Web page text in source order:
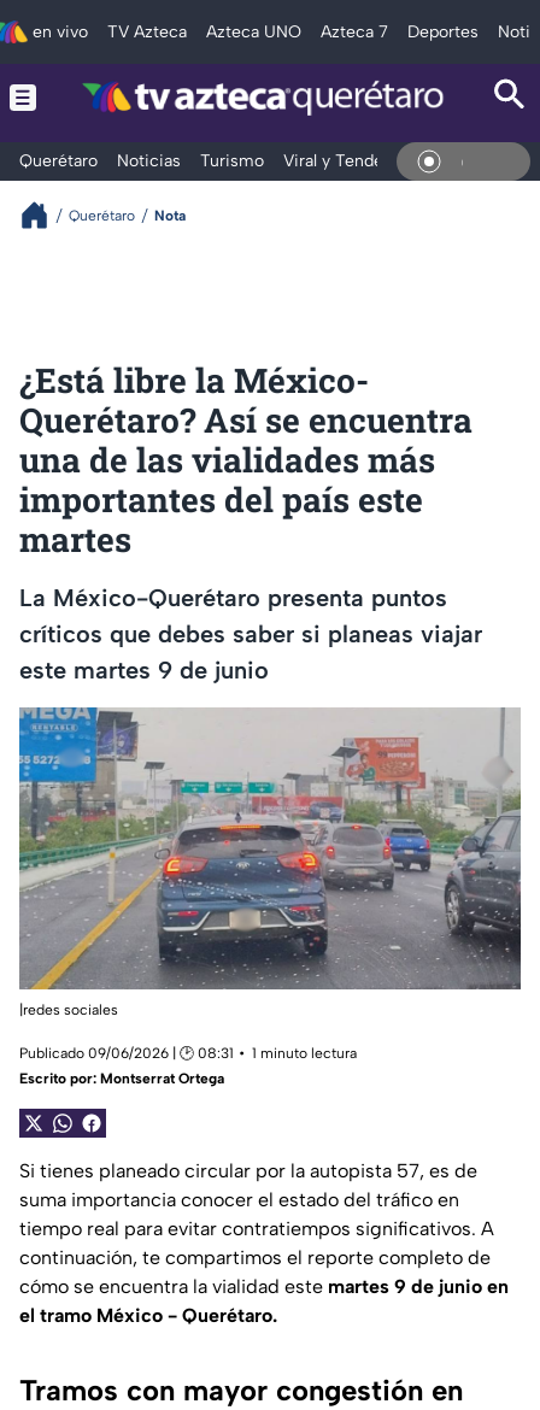
en vivo TV Azteca Azteca UNO Azteca 7 Deportes
Querétaro Noticias Turismo Viral y Tendencia Clima En
Querétaro Nota
¿Está libre la México-
Querétaro? Así se encuentra
una de las vialidades más
importantes del país este
martes
La México-Querétaro presenta puntos
críticos que debes saber si planeas viajar
este martes 9 de junio
|redes sociales
Publicado 09/06/2026 | 🕑 08:31
1 minuto lectura
Escrito por: Montserrat Ortega
Si tienes planeado circular por la autopista 57, es de
suma importancia conocer el estado del tráfico en
tiempo real para evitar contratiempos significativos. A
continuación, te compartimos el reporte completo de
cómo se encuentra la vialidad este martes 9 de junio en
el tramo México - Querétaro.
Tramos con mayor congestión en